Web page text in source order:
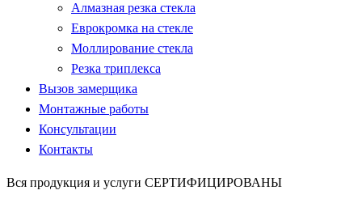
Алмазная резка стекла
Еврокромка на стекле
Моллирование стекла
Резка триплекса
Вызов замерщика
Монтажные работы
Консультации
Контакты
Вся продукция и услуги СЕРТИФИЦИРОВАНЫ